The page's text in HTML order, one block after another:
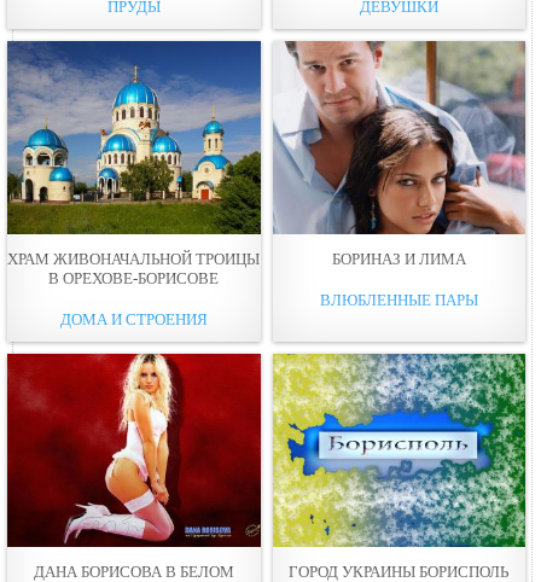
ПРУДЫ ДЕВУШКИ
ХРАМ ЖИВОНАЧАЛЬНОЙ ТРОИЦЫ
В ОРЕХОВЕ-БОРИСОВЕ
ДОМА И СТРОЕНИЯ
БОРИНАЗ И ЛИМА
ВЛЮБЛЕННЫЕ ПАРЫ
ДАНА БОРИСОВА В БЕЛОМ ГОРОД УКРАИНЫ БОРИСПОЛЬ